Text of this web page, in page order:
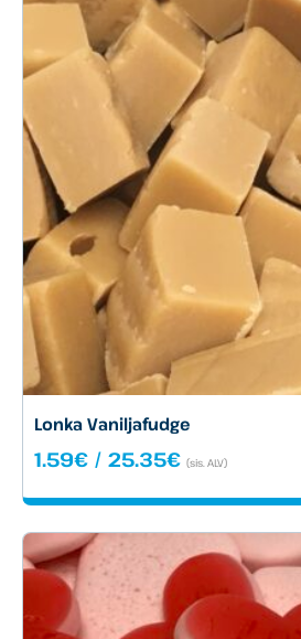
Lonka Vaniljafudge
1.59€ / 25.35€Hintaluokka:
-
(sis. ALV)